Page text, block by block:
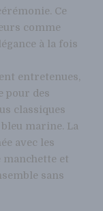
Ce
comme
à la fois
entretenues,
pour des
classiques
marine. La
avec les
manchette et
sans